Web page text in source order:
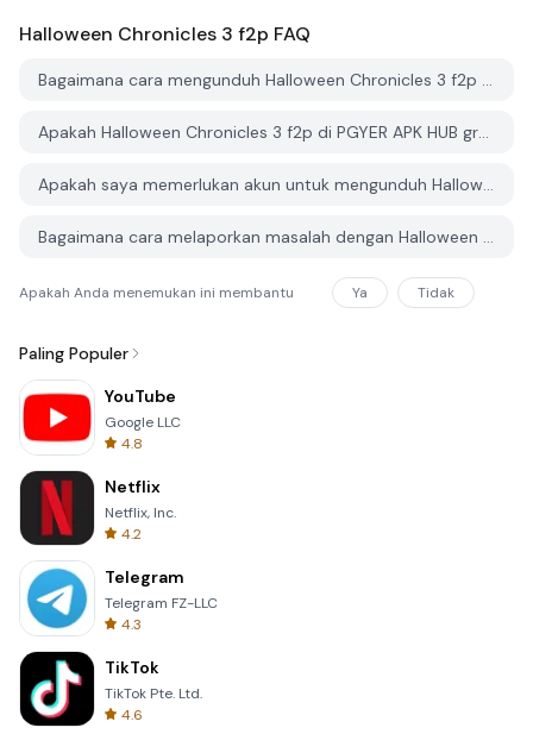
Halloween Chronicles 3 f2p FAQ
Bagaimana cara mengunduh Halloween Chronicles 3 f2p dari PGYER APK HUB?
Apakah Halloween Chronicles 3 f2p di PGYER APK HUB gratis untuk diunduh?
Apakah saya memerlukan akun untuk mengunduh Halloween Chronicles 3 f2p dari PGYER APK HUB?
Bagaimana cara melaporkan masalah dengan Halloween Chronicles 3 f2p di PGYER APK HUB?
Apakah Anda menemukan ini membantu Ya Tidak
Paling Populer
YouTube
Google LLC
4.8
Netflix
Netflix, Inc.
4.2
Telegram
Telegram FZ-LLC
4.3
TikTok
TikTok Pte. Ltd.
4.6